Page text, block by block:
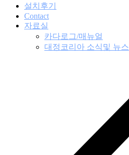
설치후기
Contact
자료실
카다로그/매뉴얼
대정코리아 소식및 뉴스